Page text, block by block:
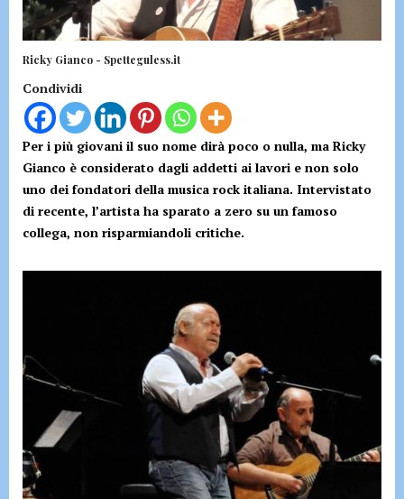
Ricky Gianco - Spetteguless.it
Condividi
Per i più giovani il suo nome dirà poco o nulla, ma Ricky
Gianco è considerato dagli addetti ai lavori e non solo
uno dei fondatori della musica rock italiana. Intervistato
di recente, l’artista ha sparato a zero su un famoso
collega, non risparmiandoli critiche.